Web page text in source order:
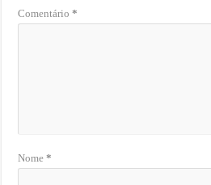
Comentário*
Nome*